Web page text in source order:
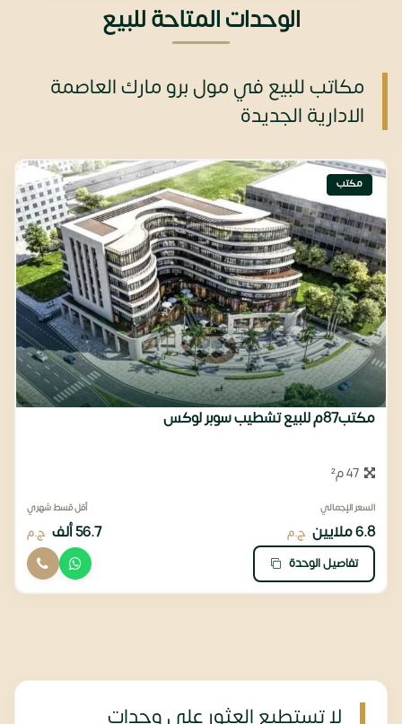
الوحدات المتاحة للبيع
مكاتب للبيع في مول برو مارك العاصمة
الادارية الجديدة
مكتب
مكتب87م للبيع تشطيب سوبر لوكس
السعر الإجمالي
6.8 ملايين ج.م
أقل قسط شهري
56.7 ألف ج.م
تفاصيل الوحدة
لا تستطيع العثور على وحدات